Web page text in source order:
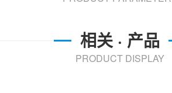
相关 · 产品
PRODUCT DISPLAY